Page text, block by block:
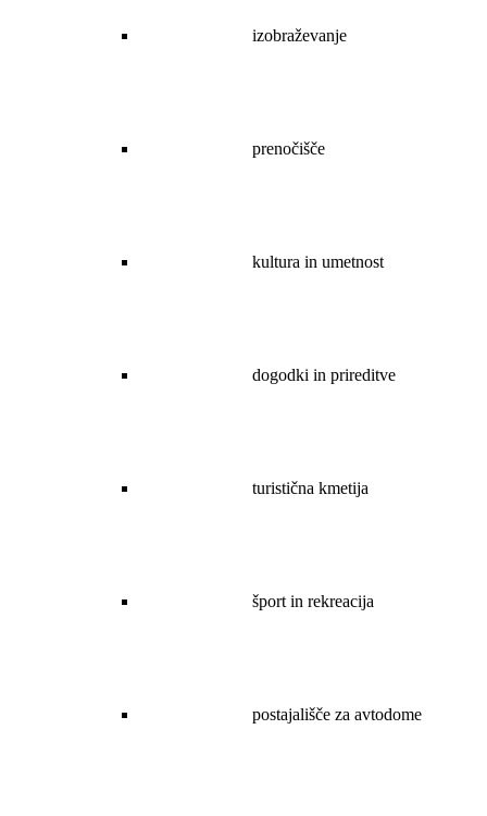
izobraževanje
prenočišče
kultura in umetnost
dogodki in prireditve
turistična kmetija
šport in rekreacija
postajališče za avtodome